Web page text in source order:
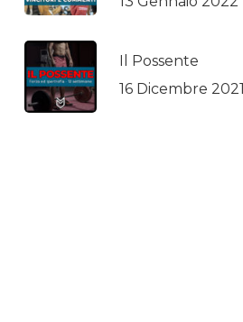
Il Possente
16 Dicembre 2021